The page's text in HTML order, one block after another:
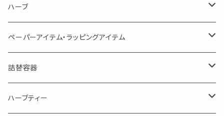
体感-4℃ !? 薄荷をブレンドしたアロマスプレー
AroMachi アロマチ 町の香り
Mask&Pillow Aroma
シングル
ブレンド
キャリアオイル
エッセンシャルオイル
ディフューザー
ハーブ
サシェ・香り袋
ハーブティー
シングル
キャンディー
ペーパーアイテム・ラッピングアイテム
シーリングワックス シール
ペーパークリップ
詰替容器
ロールオンボトル
ハーブティー